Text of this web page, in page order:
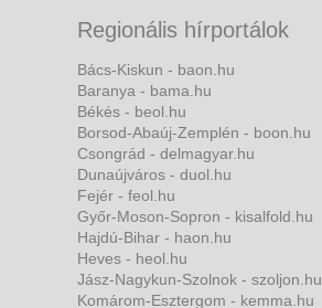
Regionális hírportálok
Bács-Kiskun - baon.hu
Baranya - bama.hu
Békés - beol.hu
Borsod-Abaúj-Zemplén - boon.hu
Csongrád - delmagyar.hu
Dunaújváros - duol.hu
Fejér - feol.hu
Győr-Moson-Sopron - kisalfold.hu
Hajdú-Bihar - haon.hu
Heves - heol.hu
Jász-Nagykun-Szolnok - szoljon.hu
Komárom-Esztergom - kemma.hu